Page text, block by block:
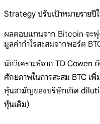
Strategy ปรับเป้าหมายรายปี
ผลตอบแทนจาก Bitcoin จะ
มูลค่ากำไรสะสมจากพอร์ต
นักวิเคราะห์จาก TD Cowen
ศักยภาพในการสะสม BTC เ
หุ้นสามัญของบริษัทเกิด
หุ้นเดิม)